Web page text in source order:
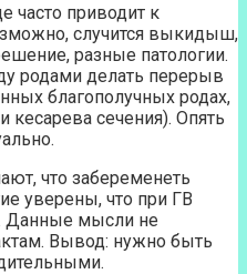
часто приводит к
случится выкидыш,
разные патологии.
родами делать перерыв
благополучных родах,
кесарева сечения). Опять
что забеременеть
уверены, что при ГВ
Данные мысли не
Вывод: нужно быть